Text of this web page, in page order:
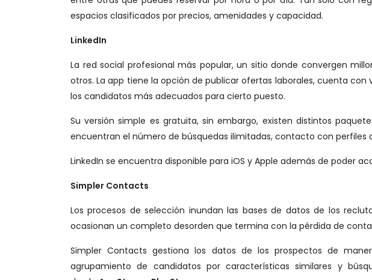
espacios clasificados por precios, amenidades y capacidad.
LinkedIn
La red social profesional más popular, un sitio donde convergen
otros. La app tiene la opción de publicar ofertas laborales, cuenta
los candidatos más adecuados para cierto puesto.
Su versión simple es gratuita, sin embargo, existen distintos
encuentran el número de búsquedas ilimitadas, contacto con
LinkedIn se encuentra disponible para iOS y Apple además de poder
Simpler Contacts
Los procesos de selección inundan las bases de datos de los
ocasionan un completo desorden que termina con la pérdida de
Simpler Contacts gestiona los datos de los prospectos de
agrupamiento de candidatos por características similares y